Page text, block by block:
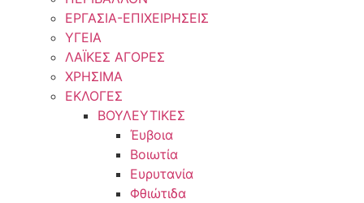
ΕΡΓΑΣΙΑ-ΕΠΙΧΕΙΡΗΣΕΙΣ
ΥΓΕΙΑ
ΛΑΪΚΕΣ ΑΓΟΡΕΣ
ΧΡΗΣΙΜΑ
ΕΚΛΟΓΕΣ
ΒΟΥΛΕΥΤΙΚΕΣ
Έυβοια
Βοιωτία
Ευρυτανία
Φθιώτιδα